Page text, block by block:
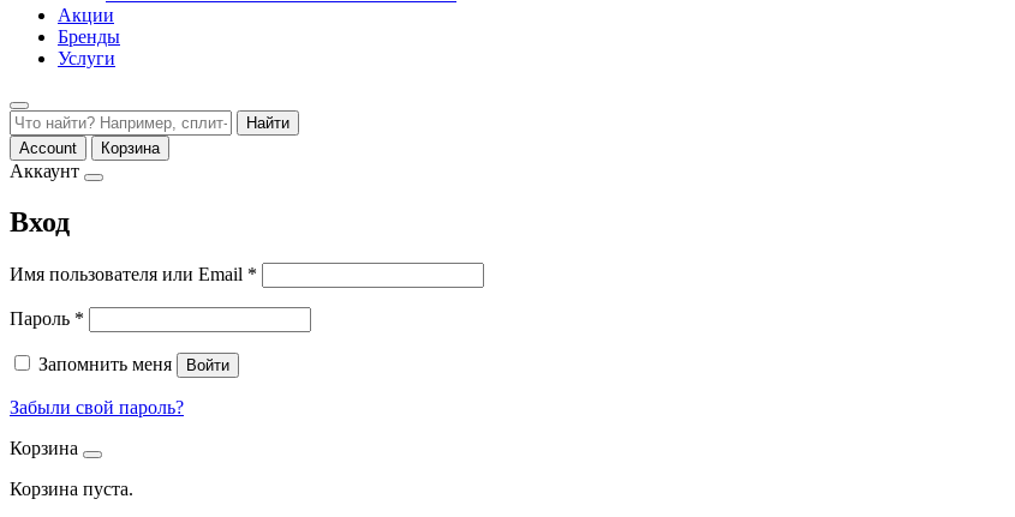
Акции
Бренды
Услуги
Найти
Account
Корзина
Аккаунт
Вход
Имя пользователя или Email *
Пароль *
Запомнить меня Войти
Забыли свой пароль?
Корзина
Корзина пуста.